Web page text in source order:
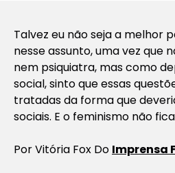
Talvez eu não seja a melhor
nesse assunto, uma vez que
nem psiquiatra, mas como
social, sinto que essas
tratadas da forma que
sociais. E o feminismo não
PorVitória Fox Do Imprensa